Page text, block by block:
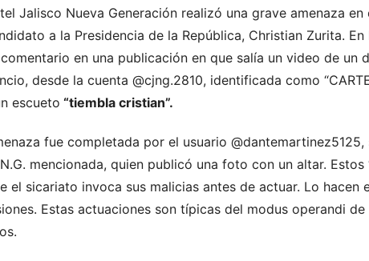
Jalisco Nueva Generación realizó una grave amenaza
a la Presidencia de la República, Christian Zurita.
en una publicación en que salía un video de un
desde la cuenta @cjng.2810, identificada como
escueto “tiembla cristian”.
fue completada por el usuario
N.G. mencionada, quien publicó una foto con un altar.
el sicariato invoca sus malicias antes de actuar. Lo hacen
Estas actuaciones son típicas del modus operandi